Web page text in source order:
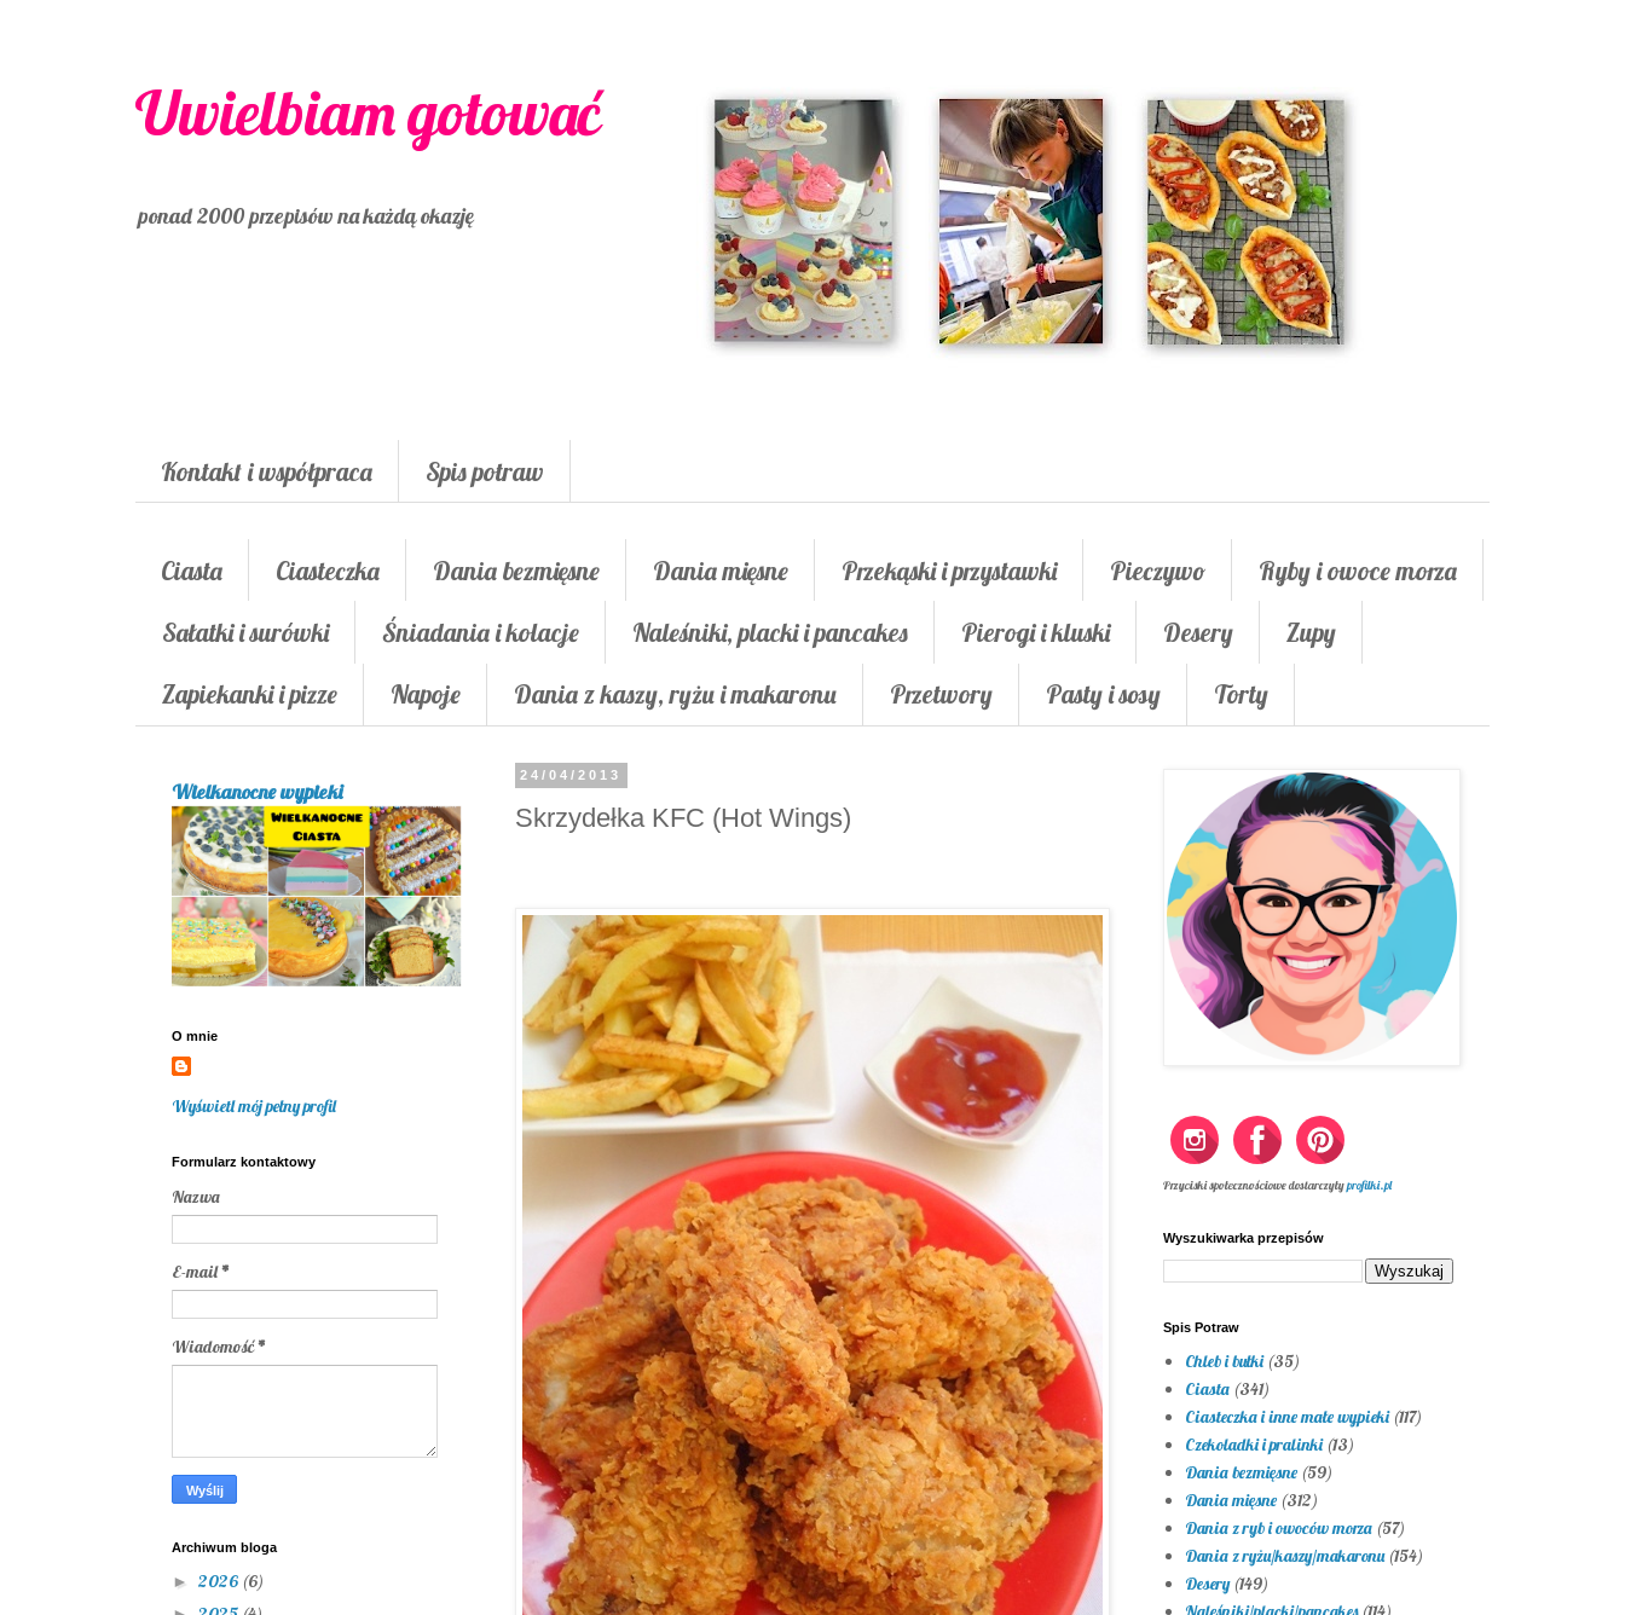
Uwielbiam gotować
ponad 2000 przepisów na każdą okazję
Kontakt i współpraca Spis potraw
Ciasta Ciasteczka Dania bezmięsne Dania mięsne Przekąski i przystawki Pieczywo
Ryby i owoce morza
Sałatki i surówki
Śniadania i kolacje Naleśniki, placki i pancakes Pierogi i kluski Desery
Zupy
Zapiekanki i pizze
Napoje Dania z kaszy, ryżu i makaronu Przetwory Pasty i sosy Torty
24/04/2013
Skrzydełka KFC (Hot Wings)
Wielkanocne wypieki
O mnie
Wyświetl mój pełny profil
Formularz kontaktowy
Nazwa
E-mail*
Wiadomość*
Archiwum bloga
► 2026 (6)
Przyciski społecznościowe dostarczyłyprofilki.pl
Wyszukiwarka przepisów
Spis Potraw
Chleb i bułki (35)
Ciasta (341)
Ciasteczka i inne małe wypieki (117)
Czekoladki i pralinki (13)
Dania bezmięsne (59)
Dania mięsne (312)
Dania z ryb i owoców morza (57)
Dania z ryżu/kaszy/makaronu (154)
Desery (149)